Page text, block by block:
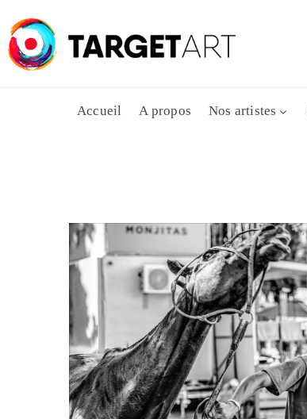
Accueil A propos Nos artistes